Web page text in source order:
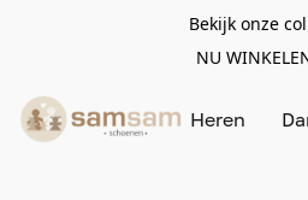
Bekijk onze
NU
Heren